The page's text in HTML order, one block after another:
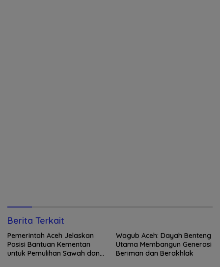
Berita Terkait
Pemerintah Aceh Jelaskan
Posisi Bantuan Kementan
untuk Pemulihan Sawah dan
Wagub Aceh: Dayah Benteng
Utama Membangun Generasi
Beriman dan Berakhlak